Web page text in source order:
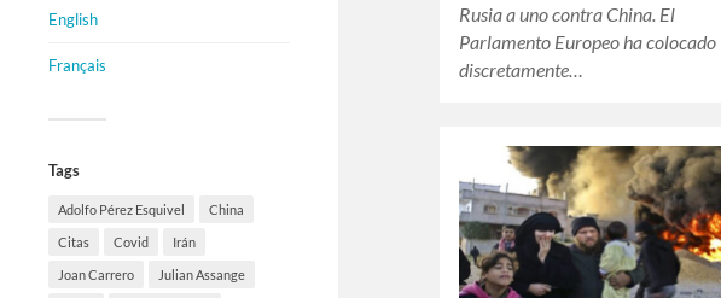
English
Français
Tags
Adolfo Pérez Esquivel China
Citas Covid Irán
Joan Carrero Julian Assange
Rusia a uno contra China. El
Parlamento Europeo ha colocado
discretamente…